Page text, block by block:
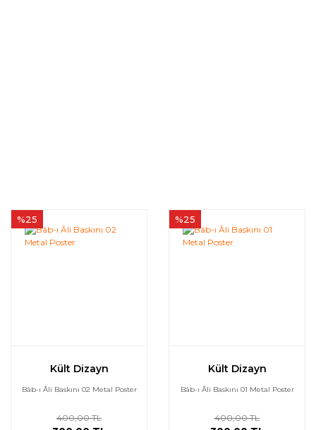
%25
Kült Dizayn
Bâb-ı Âli Baskını 02 Metal Poster
400,00 TL
%25
Kült Dizayn
Bâb-ı Âli Baskını 01 Metal Poster
400,00 TL